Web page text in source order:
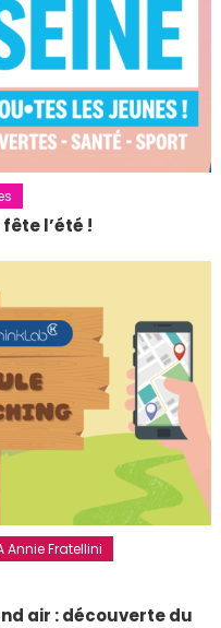
l’été !
Annie Fratellini
air : découverte du